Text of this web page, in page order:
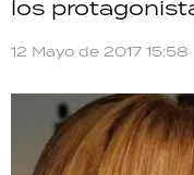
los
12 Mayo de 2017 15:58
SALUD